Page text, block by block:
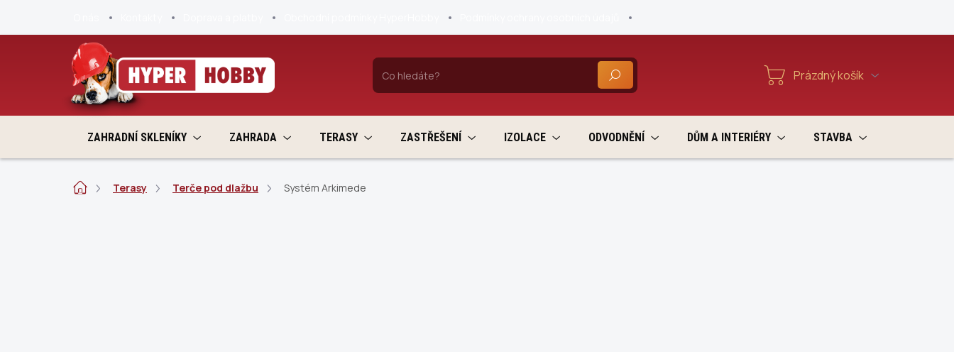
obsah
HLEDAT Nákupní
Prázdný košík
ZAHRADNÍ SKLENÍKY ZAHRADA TERASY ZASTŘEŠENÍ IZOLACE ODVODNĚNÍ DŮM A INTERIÉRY STAVBA
DomůTerasy Terče pod dlažbu Systém Arkimede